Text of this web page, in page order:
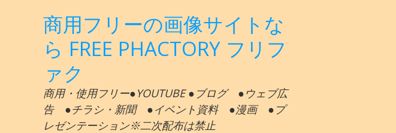
商用フリーの画像サイトな
ら FREE PHACTORY フリフ
ァク
商用・使用フリー●YOUTUBE ●ブログ ●ウェブ広
告 ●チラシ・新聞 ●イベント資料 ●漫画 ●プ
レゼンテーション※二次配布は禁止